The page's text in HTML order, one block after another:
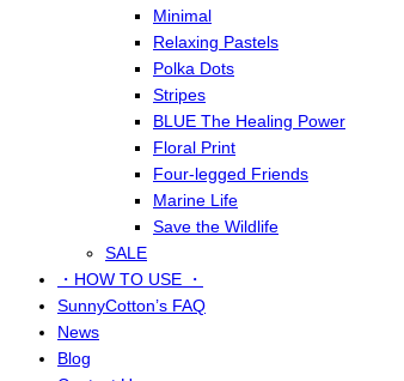
Minimal
Relaxing Pastels
Polka Dots
Stripes
BLUE The Healing Power
Floral Print
Four-legged Friends
Marine Life
Save the Wildlife
SALE
・HOW TO USE ・
SunnyCotton’s FAQ
News
Blog